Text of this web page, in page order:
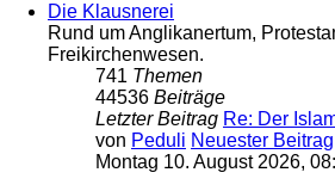
Die Klausnerei
Rund um Anglikanertum,
Freikirchenwesen.
741 Themen
44536 Beiträge
Letzter Beitrag Re: Der
von Peduli Neuester Beitrag
Montag 10. August 2026,